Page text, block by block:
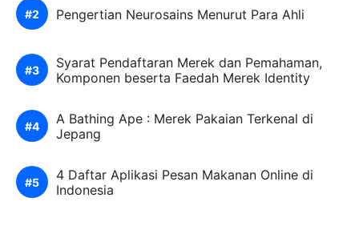
Pengertian Neurosains Menurut Para Ahli
Syarat Pendaftaran Merek dan Pemahaman,
Komponen beserta Faedah Merek Identity
A Bathing Ape : Merek Pakaian Terkenal di
Jepang
4 Daftar Aplikasi Pesan Makanan Online di
Indonesia